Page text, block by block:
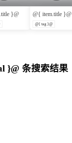
}@ @{ item.title }@
@{ tag }@
}@ 条搜索结果